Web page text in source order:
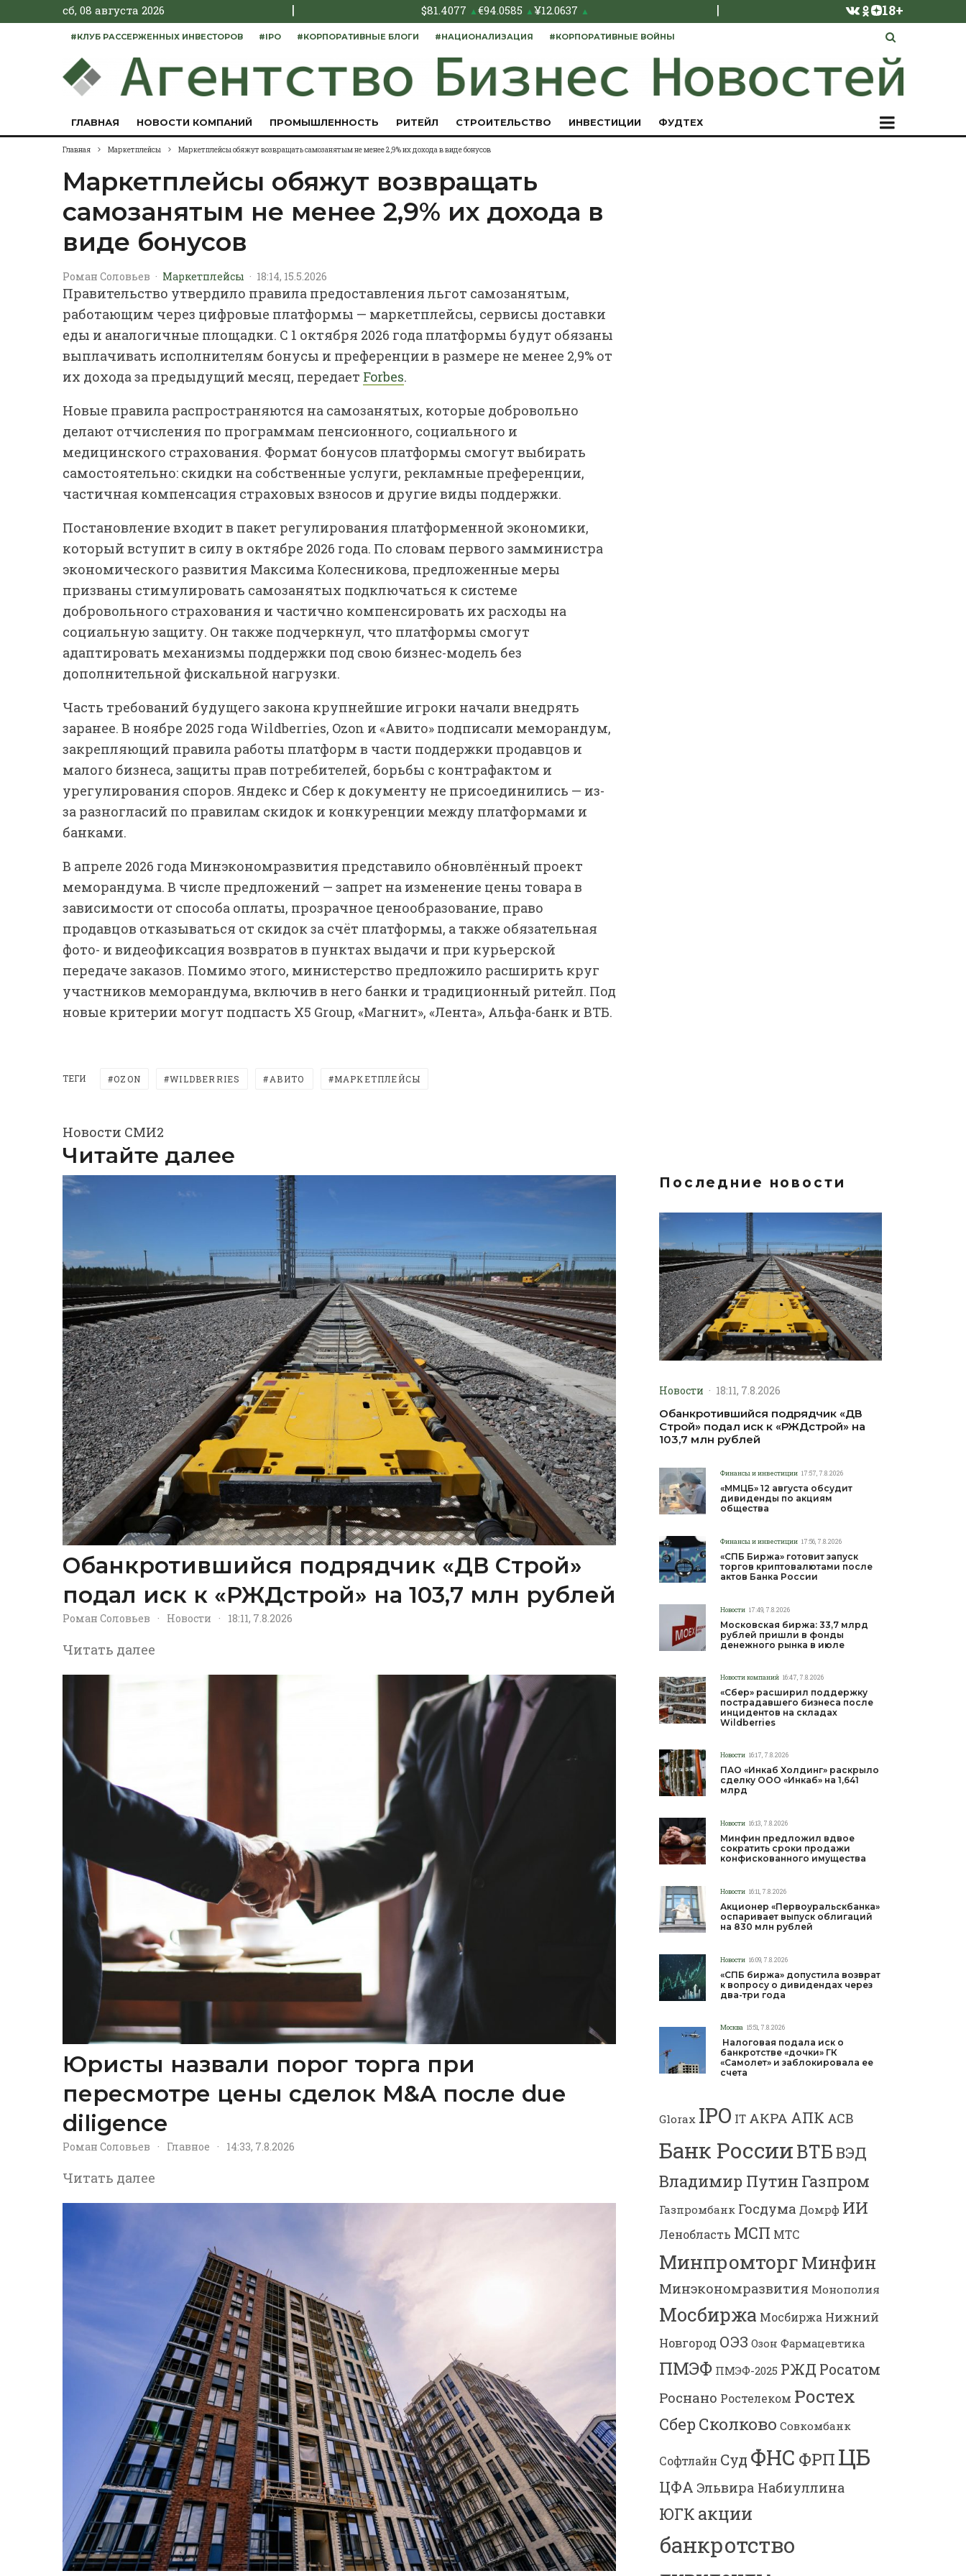
сб, 08 августа 2026 | $81.4077 ▲€94.0585 ▲¥12.0637 ▲ | 18+
#КЛУБ РАССЕРЖЕННЫХ ИНВЕСТОРОВ #IPO #КОРПОРАТИВНЫЕ БЛОГИ #НАЦИОНАЛИЗАЦИЯ #КОРПОРАТИВНЫЕ ВОЙНЫ
ГЛАВНАЯ НОВОСТИ КОМПАНИЙ ПРОМЫШЛЕННОСТЬ РИТЕЙЛ СТРОИТЕЛЬСТВО ИНВЕСТИЦИИ ФУДТЕХ
Главная Маркетплейсы Маркетплейсы обяжут возвращать самозанятым не менее 2,9% их дохода в виде бонусов
Маркетплейсы обяжут возвращать
самозанятым не менее 2,9% их дохода в
виде бонусов
Роман Соловьев · Маркетплейсы · 18:14, 15.5.2026
Правительство утвердило правила предоставления льгот самозанятым,
работающим через цифровые платформы — маркетплейсы, сервисы доставки
еды и аналогичные площадки. С 1 октября 2026 года платформы будут обязаны
выплачивать исполнителям бонусы и преференции в размере не менее 2,9% от
их дохода за предыдущий месяц, передает Forbes.
Новые правила распространяются на самозанятых, которые добровольно
делают отчисления по программам пенсионного, социального и
медицинского страхования. Формат бонусов платформы смогут выбирать
самостоятельно: скидки на собственные услуги, рекламные преференции,
частичная компенсация страховых взносов и другие виды поддержки.
Постановление входит в пакет регулирования платформенной экономики,
который вступит в силу в октябре 2026 года. По словам первого замминистра
экономического развития Максима Колесникова, предложенные меры
призваны стимулировать самозанятых подключаться к системе
добровольного страхования и частично компенсировать их расходы на
социальную защиту. Он также подчеркнул, что платформы смогут
адаптировать механизмы поддержки под свою бизнес-модель без
дополнительной фискальной нагрузки.
Часть требований будущего закона крупнейшие игроки начали внедрять
заранее. В ноябре 2025 года Wildberries, Ozon и «Авито» подписали меморандум,
закрепляющий правила работы платформ в части поддержки продавцов и
малого бизнеса, защиты прав потребителей, борьбы с контрафактом и
урегулирования споров. Яндекс и Сбер к документу не присоединились — из-
за разногласий по правилам скидок и конкуренции между платформами и
банками.
В апреле 2026 года Минэкономразвития представило обновлённый проект
меморандума. В числе предложений — запрет на изменение цены товара в
зависимости от способа оплаты, прозрачное ценообразование, право
продавцов отказываться от скидок за счёт платформы, а также обязательная
фото- и видеофиксация возвратов в пунктах выдачи и при курьерской
передаче заказов. Помимо этого, министерство предложило расширить круг
участников меморандума, включив в него банки и традиционный ритейл. Под
новые критерии могут подпасть X5 Group, «Магнит», «Лента», Альфа-банк и ВТБ.
ТЕГИ OZON WILDBERRIES АВИТО МАРКЕТПЛЕЙСЫ
Новости СМИ2
Читайте далее
Обанкротившийся подрядчик «ДВ Строй»
подал иск к «РЖДстрой» на 103,7 млн рублей
Роман Соловьев · Новости · 18:11, 7.8.2026
Читать далее
Юристы назвали порог торга при
пересмотре цены сделок M&A после due
diligence
Роман Соловьев · Главное · 14:33, 7.8.2026
Читать далее
Последние новости
Новости · 18:11, 7.8.2026
Обанкротившийся подрядчик «ДВ
Строй» подал иск к «РЖДстрой» на
103,7 млн рублей
Финансы и инвестиции 17:57, 7.8.2026
«ММЦБ» 12 августа обсудит
дивиденды по акциям
общества
Финансы и инвестиции 17:56, 7.8.2026
«СПБ Биржа» готовит запуск
торгов криптовалютами после
актов Банка России
Новости 17:49, 7.8.2026
Московская биржа: 33,7 млрд
рублей пришли в фонды
денежного рынка в июле
Новости компаний 16:47, 7.8.2026
«Сбер» расширил поддержку
пострадавшего бизнеса после
инцидентов на складах
Wildberries
Новости 16:17, 7.8.2026
ПАО «Инкаб Холдинг» раскрыло
сделку ООО «Инкаб» на 1,641
млрд
Новости 16:13, 7.8.2026
Минфин предложил вдвое
сократить сроки продажи
конфискованного имущества
Новости 16:11, 7.8.2026
Акционер «Первоуральскбанка»
оспаривает выпуск облигаций
на 830 млн рублей
Новости 16:09, 7.8.2026
«СПБ биржа» допустила возврат
к вопросу о дивидендах через
два-три года
Москва 15:51, 7.8.2026
Налоговая подала иск о
банкротстве «дочки» ГК
«Самолет» и заблокировала ее
счета
Glorax IPO IT АКРА АПК АСВ
Банк РоссииВТБВЭД
Владимир Путин Газпром
Газпромбанк Госдума Домрф ИИ
Ленобласть МСП МТС
МинпромторгМинфин
Минэкономразвития Монополия
Мосбиржа Мосбиржа Нижний
Новгород ОЭЗ Озон Фармацевтика
ПМЭФ ПМЭФ-2025 РЖД Росатом
Роснано Ростелеком Ростех
Сбер Сколково Совкомбанк
Софтлайн Суд ФНС ФРП ЦБ
ЦФА Эльвира Набиуллина
ЮГК акции
банкротство